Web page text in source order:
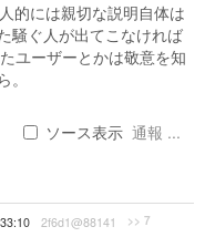
的には親切な説明自体は
騒ぐ人が出てこなければ
ユーザーとかは敬意を知
ソース表示 通報 ...
2f6d1@88141 >> 7